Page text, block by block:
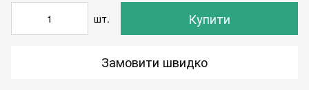
шт. Купити
Замовити швидко